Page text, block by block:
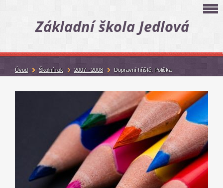
Základní škola Jedlová
Úvod Školní rok 2007 - 2008 Dopravní hřiště, Polička